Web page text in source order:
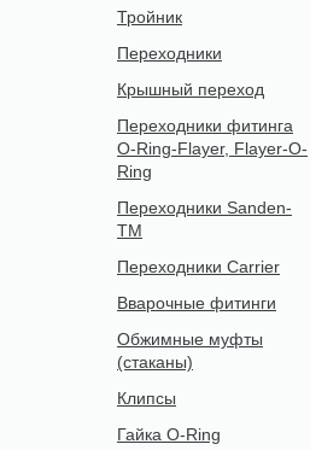
Тройник
Переходники
Крышный переход
Переходники фитинга
O-Ring-Flayer, Flayer-O-
Ring
Переходники Sanden-
TM
Переходники Carrier
Вварочные фитинги
Обжимные муфты
(стаканы)
Клипсы
Гайка O-Ring